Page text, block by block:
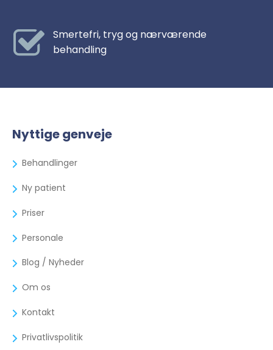
Smertefri, tryg og nærværende
behandling
Nyttige genveje
Behandlinger
Ny patient
Priser
Personale
Blog / Nyheder
Om os
Kontakt
Privatlivspolitik